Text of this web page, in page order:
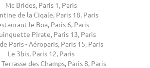
Mc Brides, Paris 1, Paris
de la Cigale, Paris 18, Paris
le Boa, Paris 6, Paris
Pirate, Paris 13, Paris
Paris - Aéroparis, Paris 15, Paris
Le 3bis, Paris 12, Paris
des Champs, Paris 8, Paris